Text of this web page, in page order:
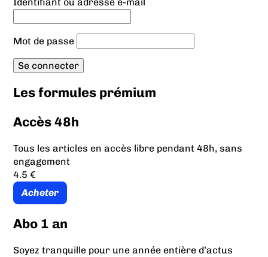
Mot de passe
Les formules prémium
Accès 48h
Tous les articles en accès libre pendant 48h, sans
engagement
4.5 €
Acheter
Abo 1 an
Soyez tranquille pour une année entière d’actus